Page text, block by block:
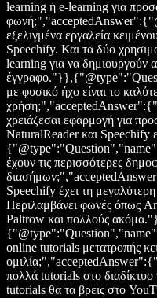
learning ή e-learning για
εξελιγμένα εργαλεία
Speechify. Και τα δύο
learning για να δημιουργούν
με φυσικό ήχο είναι το
χρειάζεσαι εφαρμογή για
NaturalReader και Speechify
έχουν τις περισσότερες
Speechify έχει τη
Περιλαμβάνει φωνές όπως
Paltrow και πολλούς
online tutorials μετατροπής
πολλά tutorials στο διαδίκτυο
tutorials θα τα βρεις στο